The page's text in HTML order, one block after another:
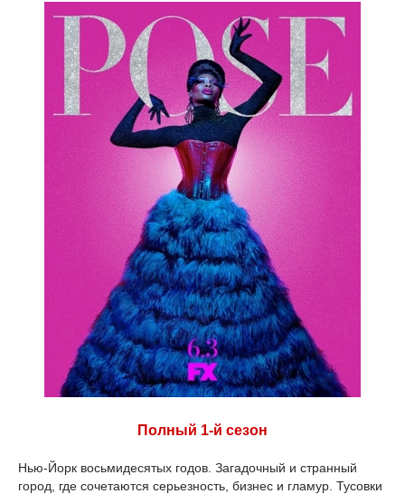
Полный 1-й сезон
Нью-Йорк восьмидесятых годов. Загадочный и странный
город, где сочетаются серьезность, бизнес и гламур. Тусовки